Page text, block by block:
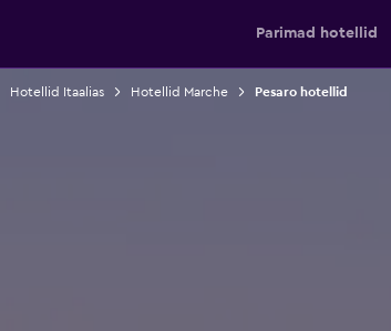
Parimad hotellid
Hotellid Itaalias Hotellid Marche Pesaro hotellid